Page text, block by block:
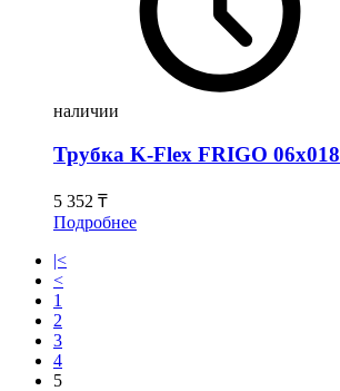
наличии
Трубка K-Flex FRIGO 06х018
5 352 ₸
Подробнее
|<
<
1
2
3
4
5